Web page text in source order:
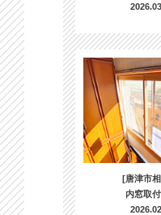
[唐津市
内窓取